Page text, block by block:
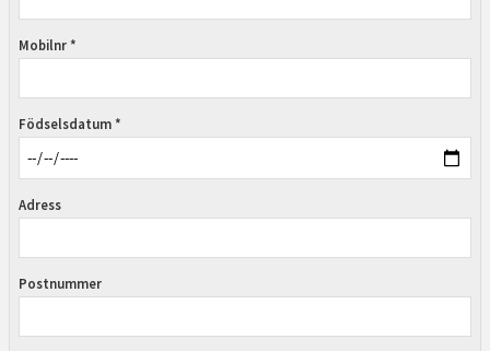
Mobilnr *
Födselsdatum *
Adress
Postnummer